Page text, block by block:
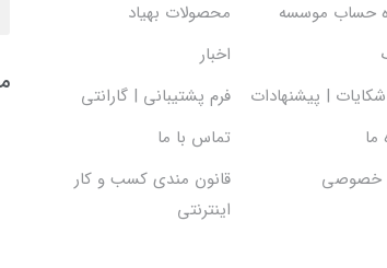
حساب موسسه
محصولات بهیاد
اخبار
| پیشنهادات
فرم پشتیبانی | گارانتی
ما
تماس با ما
خصوصی
قانون مندی کسب و کار
اینترنتی